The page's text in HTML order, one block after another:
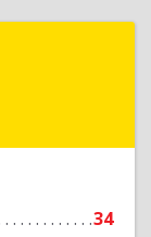
34
Максим
Подробнее